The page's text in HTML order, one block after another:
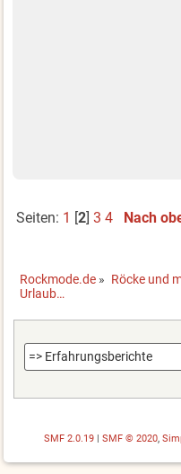
Seiten: 1 [2] 3 4
Nach
Rockmode.de » Röcke und
Urlaub…
SMF 2.0.19 SMF © 2020,